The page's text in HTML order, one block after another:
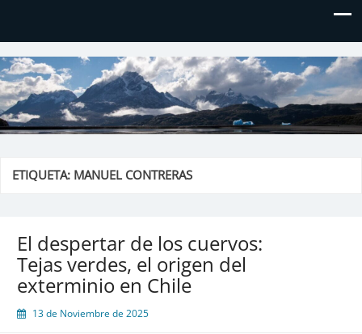
El blog de Don Hielos
ETIQUETA: MANUEL CONTRERAS
El despertar de los cuervos:
Tejas verdes, el origen del
exterminio en Chile
13 de Noviembre de 2025